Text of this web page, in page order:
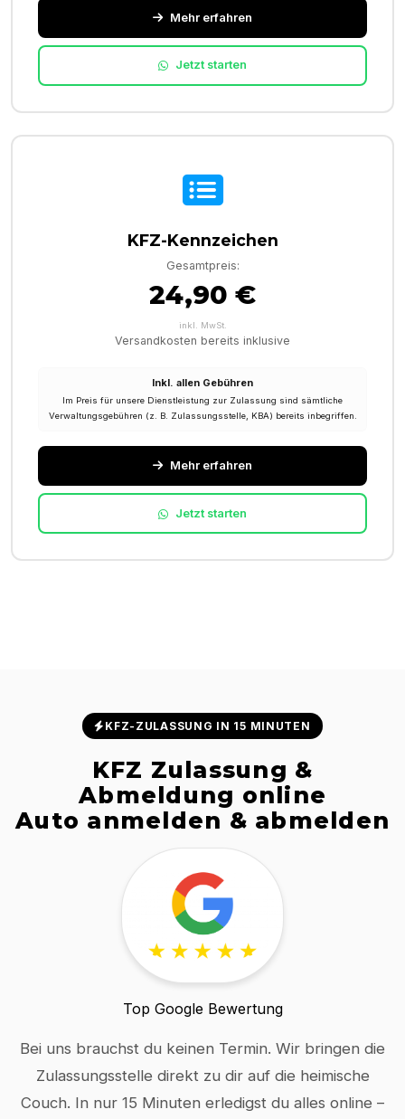
Mehr erfahren
Jetzt starten
KFZ-Kennzeichen
Gesamtpreis:
24,90 €
inkl. MwSt.
Versandkosten bereits inklusive
Inkl. allen Gebühren
Im Preis für unsere Dienstleistung zur Zulassung sind sämtliche
Verwaltungsgebühren (z. B. Zulassungsstelle, KBA) bereits inbegriffen.
Mehr erfahren
Jetzt starten
KFZ-ZULASSUNG IN 15 MINUTEN
KFZ Zulassung &
Abmeldung online
Auto anmelden & abmelden
Top Google Bewertung
Bei uns brauchst du keinen Termin. Wir bringen die
Zulassungsstelle direkt zu dir auf die heimische
Couch. In nur 15 Minuten erledigst du alles online –